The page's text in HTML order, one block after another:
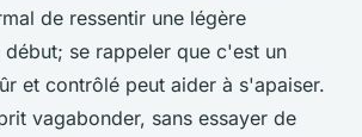
de ressentir une légère
début; se rappeler que c'est un
et contrôlé peut aider à s'apaiser.
vagabonder, sans essayer de